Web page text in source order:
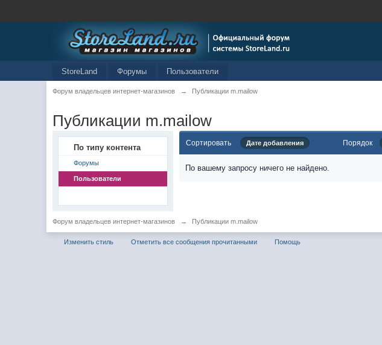
StoreLand Форумы Пользователи
Форум владельцев интернет-магазинов → Публикации m.mailow
Публикации m.mailow
По типу контента
Форумы
Пользователи
Сортировать Дате добавления Порядок
По вашему запросу ничего не найдено.
Форум владельцев интернет-магазинов → Публикации m.mailow
Изменить стиль Отметить все сообщения прочитанными Помощь